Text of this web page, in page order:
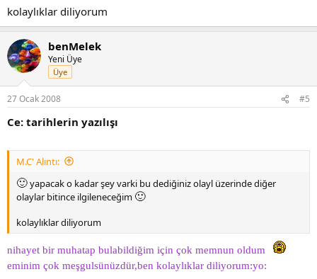
kolaylıklar diliyorum
benMelek
Yeni Üye
Üye
27 Ocak 2008 #5
Ce: tarihlerin yazılışı
M.C' Alıntı:
🙂yapacak o kadar şey varki bu dediğiniz olayl üzerinde diğer
olaylar bitince ilgileneceğim 🙂
kolaylıklar diliyorum
nihayet bir muhatap bulabildiğim için çok memnun oldum
eminim çok meşgulsünüzdür,ben kolaylıklar diliyorum:yo: